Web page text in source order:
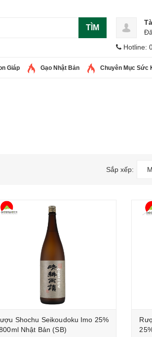
TÌM
Hotline:
Giáp Gạo Nhật Bản Chuyên Mục Sức
Sắp xếp:
Shochu Seikoudoku Imo 25%
Nhật Bản (SB)